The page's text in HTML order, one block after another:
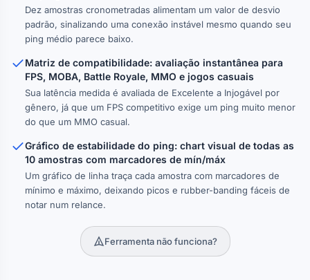
Dez amostras cronometradas alimentam um valor de desvio
padrão, sinalizando uma conexão instável mesmo quando seu
ping médio parece baixo.
Matriz de compatibilidade: avaliação instantânea para
FPS, MOBA, Battle Royale, MMO e jogos casuais
Sua latência medida é avaliada de Excelente a Injogável por
gênero, já que um FPS competitivo exige um ping muito menor
do que um MMO casual.
Gráfico de estabilidade do ping: chart visual de todas as
10 amostras com marcadores de mín/máx
Um gráfico de linha traça cada amostra com marcadores de
mínimo e máximo, deixando picos e rubber-banding fáceis de
notar num relance.
Ferramenta não funciona?